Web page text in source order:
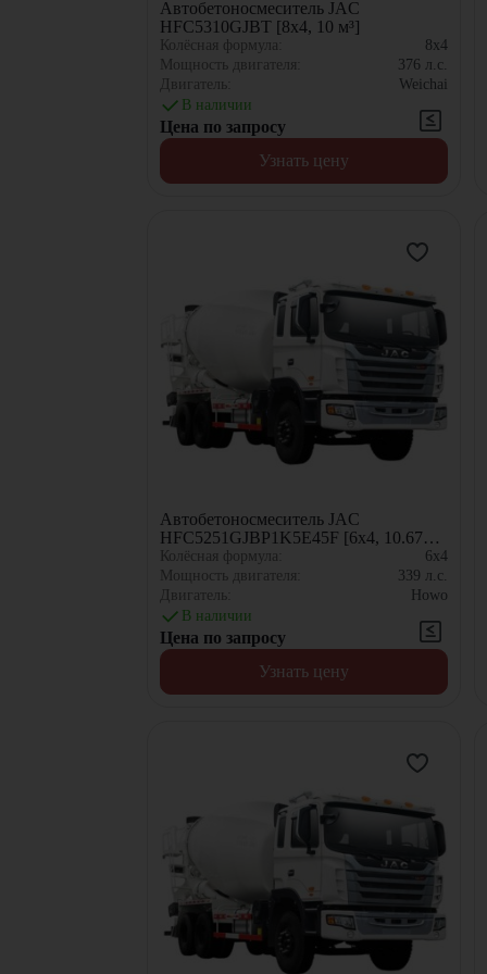
Автобетоносмеситель JAC
HFC5310GJBT [8x4, 10 м³]
Колёсная формула:
8x4
Мощность двигателя:
376 л.с.
Двигатель:
Weichai
В наличии
Цена по запросу
Узнать цену
Автобетоносмеситель JAC
HFC5251GJBP1K5E45F [6x4, 10.67
м³]
Колёсная формула:
6x4
Мощность двигателя:
339 л.с.
Двигатель:
Howo
В наличии
Цена по запросу
Узнать цену